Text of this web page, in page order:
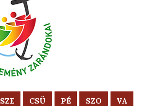
SZE CSÜ PÉ SZO VA